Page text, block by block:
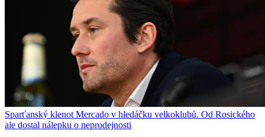
Sparťanský klenot Mercado v hledáčku velkoklubů. Od Rosického
ale dostal nálepku o neprodejnosti